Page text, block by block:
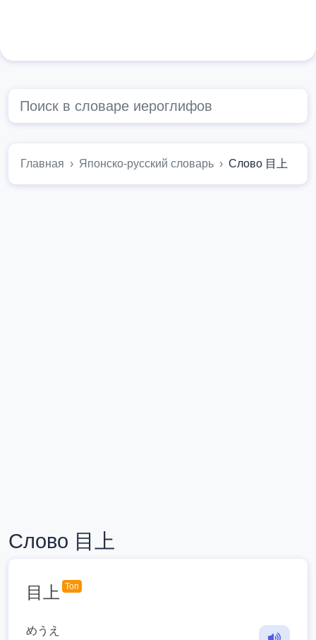
Главная Японско-русский словарь Слово 目上
Слово 目上
目上 Топ
めうえ